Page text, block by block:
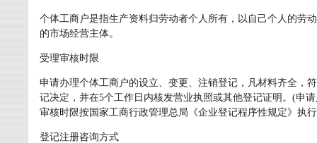
个体工商户是指生产资料归劳动者个人所有，以自己个人的劳
的市场经营主体。
受理审核时限
申请办理个体工商户的设立、变更、注销登记，凡材料齐全，
记决定，并在5个工作日内核发营业执照或其他登记证明。(申
审核时限按国家工商行政管理总局《企业登记程序性规定》执
登记注册咨询方式